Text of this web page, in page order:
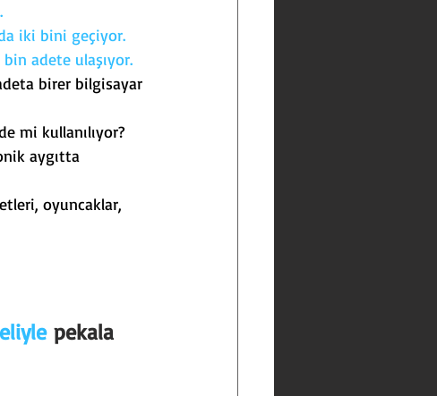
iki bini geçiyor.
adete ulaşıyor.
birer bilgisayar
mi kullanılıyor?
aygıtta
oyuncaklar,
pekala